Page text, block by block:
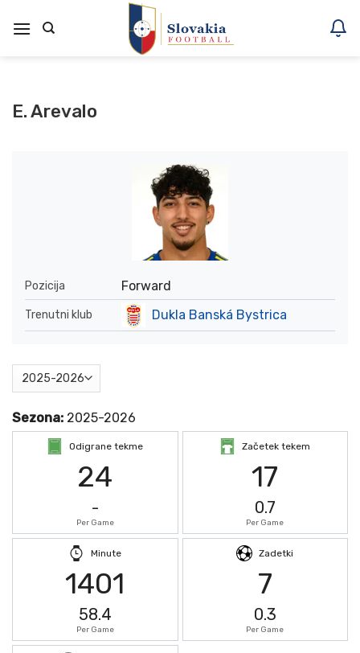
na
E. Arevalo
Pozicija Forward
Trenutni klub Dukla Banská Bystrica
Sezona: 2025-2026
Odigrane tekme
24
-
Per Game
Začetek tekem
17
0.7
Per Game
Minute
1401
58.4
Per Game
Zadetki
7
0.3
Per Game